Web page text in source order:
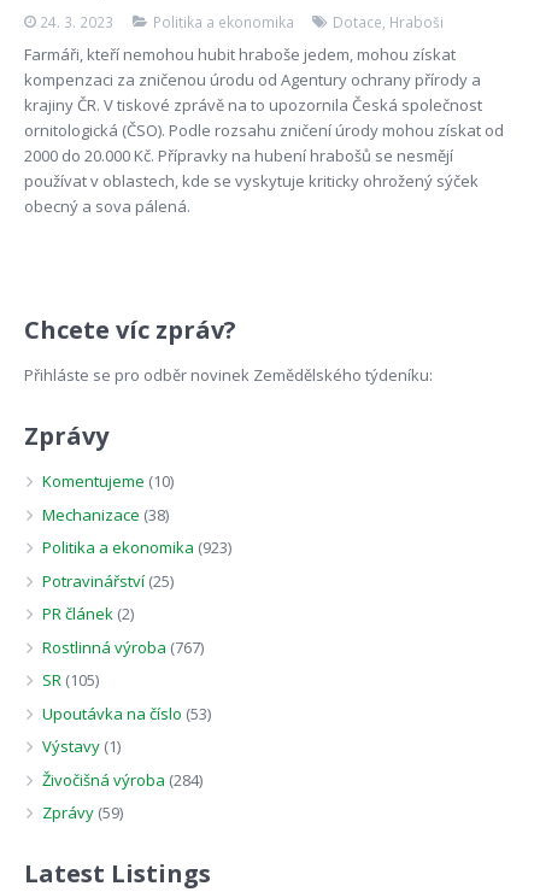
24. 3. 2023 Politika a ekonomika Dotace, Hraboši
Farmáři, kteří nemohou hubit hraboše jedem, mohou získat
kompenzaci za zničenou úrodu od Agentury ochrany přírody a
krajiny ČR. V tiskové zprávě na to upozornila Česká společnost
ornitologická (ČSO). Podle rozsahu zničení úrody mohou získat od
2000 do 20.000 Kč. Přípravky na hubení hrabošů se nesmějí
používat v oblastech, kde se vyskytuje kriticky ohrožený sýček
obecný a sova pálená.
Chcete víc zpráv?
Přihláste se pro odběr novinek Zemědělského týdeníku:
Zprávy
Komentujeme (10)
Mechanizace (38)
Politika a ekonomika (923)
Potravinářství (25)
PR článek (2)
Rostlinná výroba (767)
SR (105)
Upoutávka na číslo (53)
Výstavy (1)
Živočišná výroba (284)
Zprávy (59)
Latest Listings